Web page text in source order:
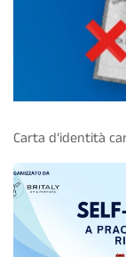
Carta d’identità